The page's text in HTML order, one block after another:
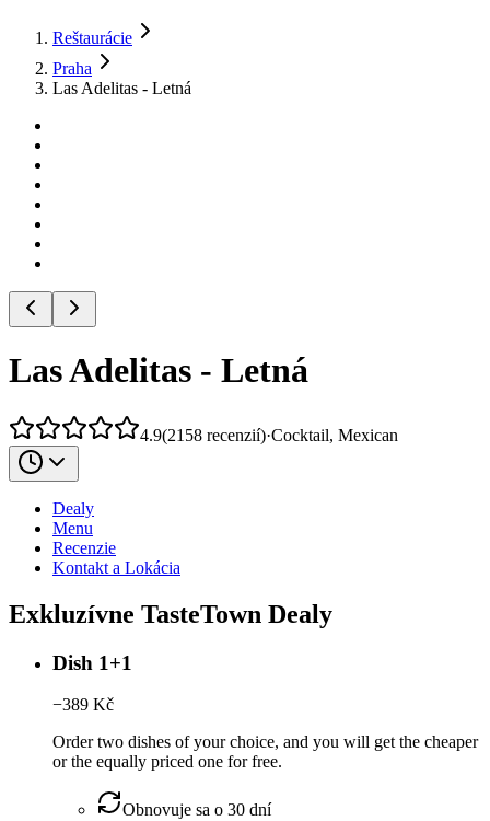
Reštaurácie
Praha
Las Adelitas - Letná
Las Adelitas - Letná
4.9(2158 recenzií)·Cocktail, Mexican
Dealy
Menu
Recenzie
Kontakt a Lokácia
Exkluzívne TasteTown Dealy
Dish 1+1
−389 Kč
Order two dishes of your choice, and you will get the cheaper
or the equally priced one for free.
Obnovuje sa o 30 dní